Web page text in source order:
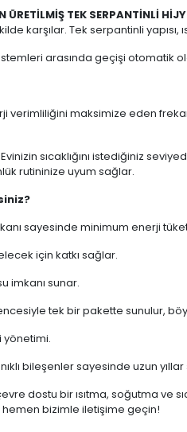
TEK SERPANTİNLİ
karşılar. Tek serpantinli yapısı,
arasında geçişi otomatik
verimliliğini maksimize eden
Evinizin sıcaklığını istediğiniz
rutininize uyum sağlar.
sayesinde minimum enerji
için katkı sağlar.
imkanı sunar.
tek bir pakette sunulur,
yönetimi.
bileşenler sayesinde uzun yıllar
dostu bir ısıtma, soğutma
hemen bizimle iletişime geçin!